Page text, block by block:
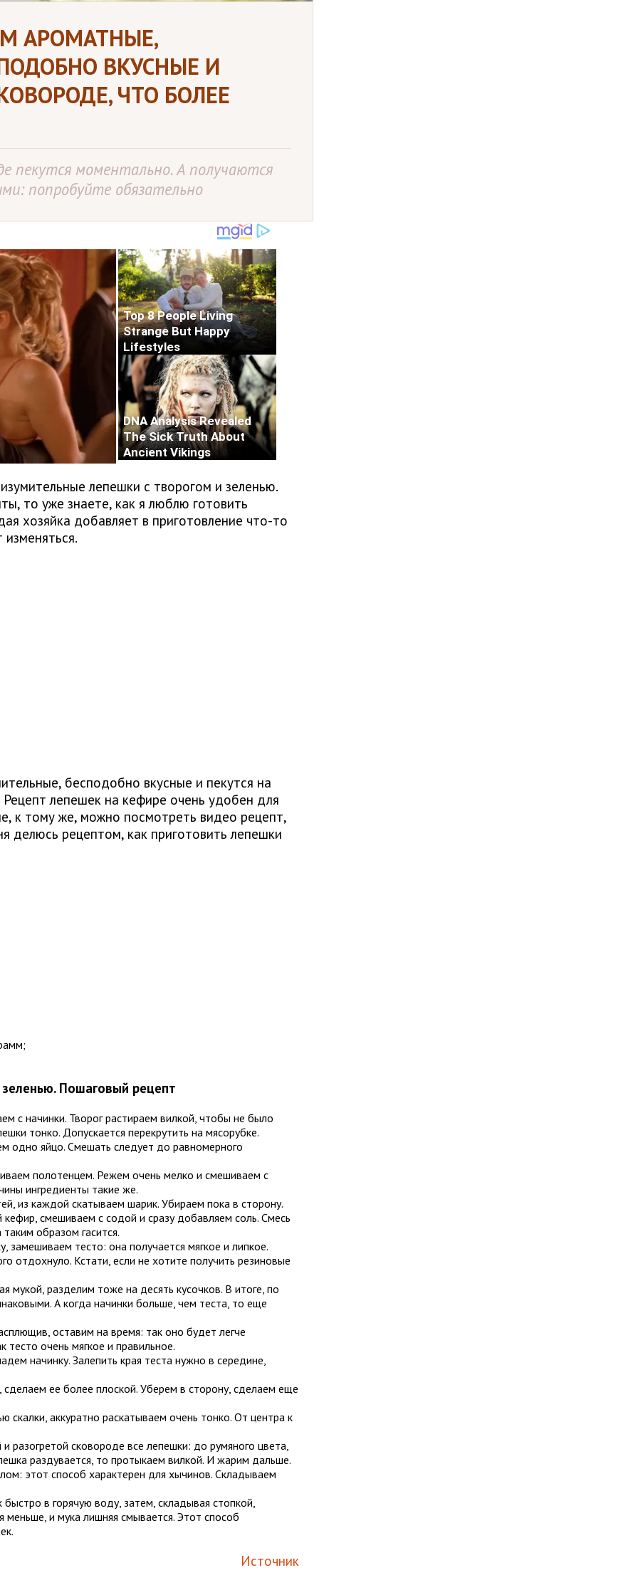
АРОМАТНЫЕ,
ВКУСНЫЕ И
ЧТО БОЛЕЕ
пекутся моментально. А получаются
попробуйте обязательно
лепешки с творогом и зеленью.
то уже знаете, как я люблю готовить
хозяйка добавляет в приготовление что-то
бесподобно вкусные и пекутся на
лепешек на кефире очень удобен для
к тому же, можно посмотреть видео рецепт,
делюсь рецептом, как приготовить лепешки
Пошаговый рецепт
с начинки. Творог растираем вилкой, чтобы не было
тонко. Допускается перекрутить на мясорубке.
одно яйцо. Смешать следует до равномерного
полотенцем. Режем очень мелко и смешиваем с
ингредиенты такие же.
из каждой скатываем шарик. Убираем пока в сторону.
смешиваем с содой и сразу добавляем соль. Смесь
образом гасится.
замешиваем тесто: она получается мягкое и липкое.
отдохнуло. Кстати, если не хотите получить резиновые
мукой, разделим тоже на десять кусочков. В итоге, по
А когда начинки больше, чем теста, то еще
оставим на время: так оно будет легче
тесто очень мягкое и правильное.
начинку. Залепить края теста нужно в середине,
ее более плоской. Уберем в сторону, сделаем еще
аккуратно раскатываем очень тонко. От центра к
разогретой сковороде все лепешки: до румяного цвета,
раздувается, то протыкаем вилкой. И жарим дальше.
этот способ характерен для хычинов. Складываем
в горячую воду, затем, складывая стопкой,
и мука лишняя смывается. Этот способ
Источник